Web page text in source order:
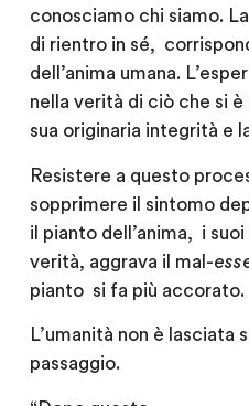
conosciamo chi siamo.
di rientro in sé,
dell’anima umana.
nella verità di ciò che si è
sua originaria integrità e
Resistere a questo
sopprimere il sintomo
il pianto dell’anima, i
verità, aggrava il mal-
pianto si fa più accorato.
L’umanità non è lasciata
passaggio.